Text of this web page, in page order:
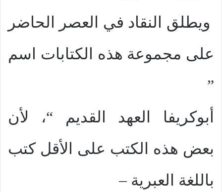
ويطلق النقاد في العصر الحاضر
على مجموعة هذه الكتابات اسم
”
أبوكريفا العهد القديم “، لأن
بعض هذه الكتب على الأقل كتب
باللغة العبرية –